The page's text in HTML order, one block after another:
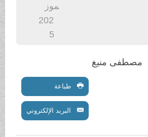
موز
202
مصطفى منيغ
طباعة
البريد الإلكتروني